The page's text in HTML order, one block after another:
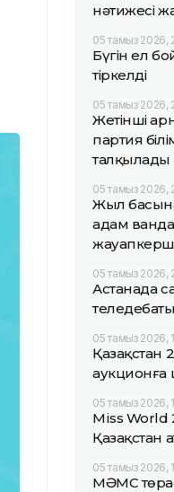
нәтижесі
05 тамыз 2026,
Бүгін ел
тіркелді
05 тамыз 2026,
Жетінші
партия
талқылады
05 тамыз 2026,
Жыл
адам
05 тамыз 2026,
Астанада
05 тамыз 2026,
Қазақстан
05 тамыз 2026,
Miss World
Қазақстан
05 тамыз 2026,
МӘМС